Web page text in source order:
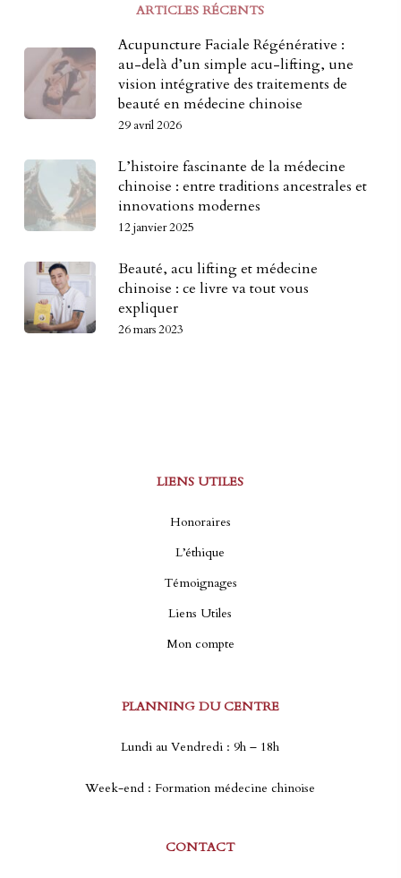
ARTICLES RÉCENTS
Acupuncture Faciale Régénérative :
au-delà d’un simple acu-lifting, une
vision intégrative des traitements de
beauté en médecine chinoise
29 avril 2026
L’histoire fascinante de la médecine
chinoise : entre traditions ancestrales et
innovations modernes
12 janvier 2025
Beauté, acu lifting et médecine
chinoise : ce livre va tout vous
expliquer
26 mars 2023
LIENS UTILES
Honoraires
L’éthique
Témoignages
Liens Utiles
Mon compte
PLANNING DU CENTRE
Lundi au Vendredi : 9h – 18h
Week-end : Formation médecine chinoise
CONTACT